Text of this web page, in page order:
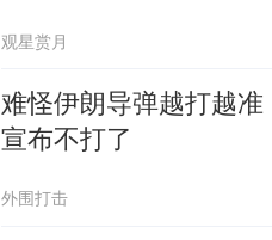
观星赏月
难怪伊朗导弹越打越
宣布不打了
外围打击